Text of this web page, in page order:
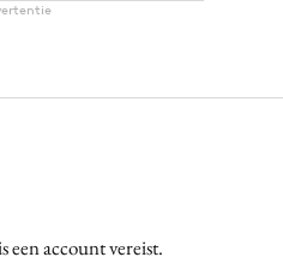
een account vereist.